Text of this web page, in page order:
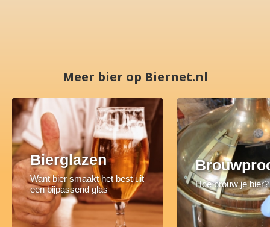
Meer bier op Biernet.nl
Bierglazen
Want bier smaakt het best uit
een bijpassend glas
Hoe brouw je bier?